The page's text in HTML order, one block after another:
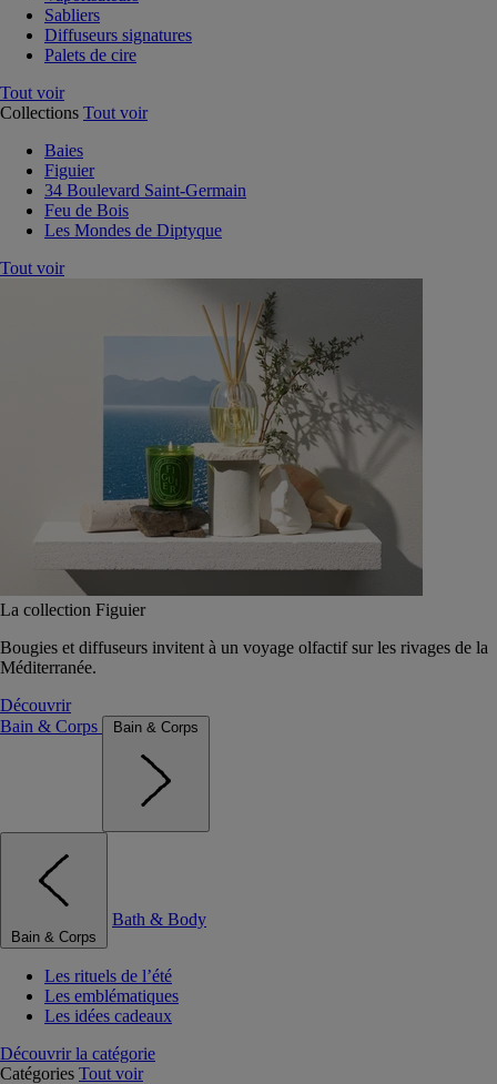
Sabliers
Diffuseurs signatures
Palets de cire
Tout voir
Collections Tout voir
Baies
Figuier
34 Boulevard Saint-Germain
Feu de Bois
Les Mondes de Diptyque
Tout voir
La collection Figuier
Bougies et diffuseurs invitent à un voyage olfactif sur les rivages de la
Méditerranée.
Découvrir
Bain & Corps
Bain & Corps
Bain & Corps
Bath & Body
Les rituels de l’été
Les emblématiques
Les idées cadeaux
Découvrir la catégorie
Catégories Tout voir